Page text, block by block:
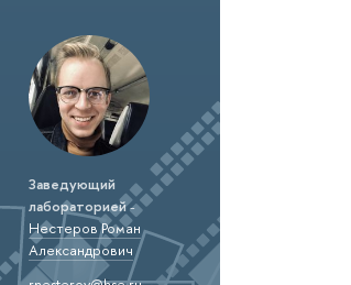
Заведующий
лабораторией-
Нестеров Роман
Александрович